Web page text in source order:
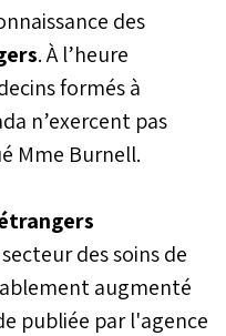
des
. À l’heure
formés à
n’exercent pas
Mme Burnell.
des soins de
augmenté
publiée par l'agence